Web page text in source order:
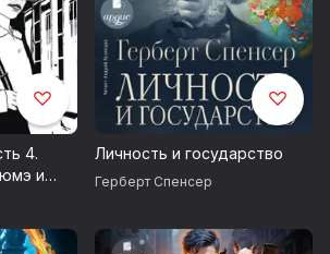
4.
и
Личность и государство
Герберт Спенсер